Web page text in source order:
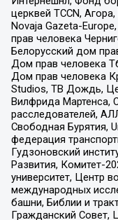
церквей TCCN,
Novaja Gazeta-
прав человека
Белорусский дом
Дом прав человека
Дом прав человека
Studios, ТВ Дождь,
Вилфрида Мартенса,
расследователей,
Свободная Бурятия,
федерация
Гудзоновский
Развития, Комитет-
университет, Центр
международных
башни, Библии и
Гражданский Совет,